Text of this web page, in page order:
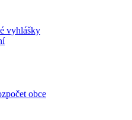
vyhlášky
obce